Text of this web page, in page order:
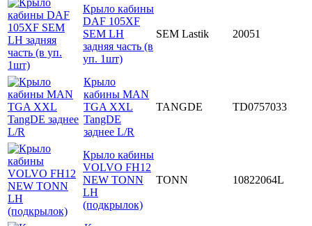
Крыло кабины
DAF 105XF
SEM LH
задняя часть (в
уп. 1шт)
SEM Lastik 20051
Крыло
кабины MAN
TGA XXL
TangDE
заднее L/R
TANGDE TD0757033
Крыло кабины
VOLVO FH12
NEW TONN
LH
(подкрылок)
TONN 10822064L